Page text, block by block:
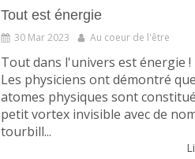
Tout est énergie
30 Mar 2023 Au coeur de l'être
Tout dans l'univers est énergie !
Les physiciens ont démontré
atomes physiques sont
petit vortex invisible avec de
tourbill...